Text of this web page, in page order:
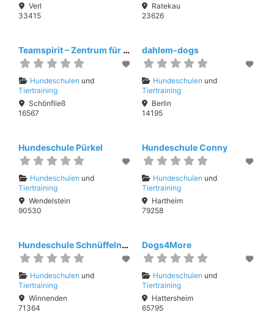
Verl
33415
Ratekau
23626
Teamspirit – Zentrum für Mensch und Hund
Hundeschulen und
Tiertraining
Schönfließ
16567
dahlem-dogs
Hundeschulen und
Tiertraining
Berlin
14195
Hundeschule Pürkel
Hundeschulen und
Tiertraining
Wendelstein
90530
Hundeschule Conny
Hundeschulen und
Tiertraining
Hartheim
79258
Hundeschule Schnüffelnase Iris Marchner
Hundeschulen und
Tiertraining
Winnenden
71364
Dogs4More
Hundeschulen und
Tiertraining
Hattersheim
65795